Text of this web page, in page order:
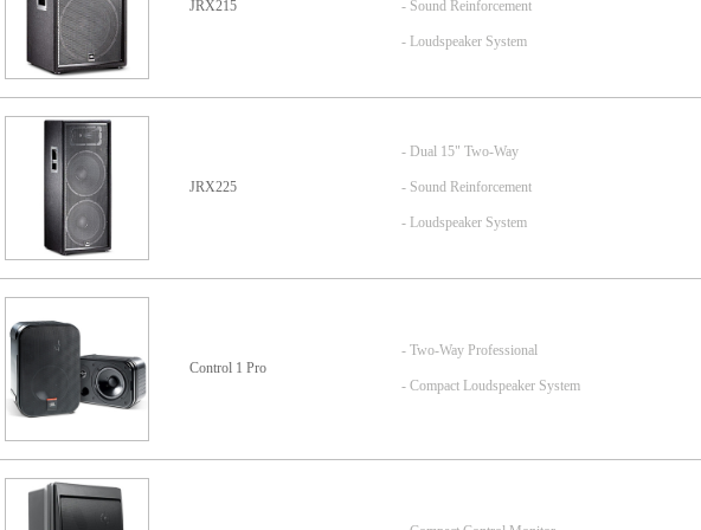
JRX215 - Sound Reinforcement
- Loudspeaker System
JRX225
- Dual 15" Two-Way
- Sound Reinforcement
- Loudspeaker System
Control 1 Pro
- Two-Way Professional
- Compact Loudspeaker System